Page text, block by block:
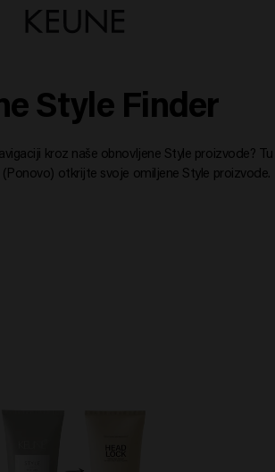
Style Finder
kroz naše obnovljene Style proizvode? Tu
otkrijte svoje omiljene Style proizvode.